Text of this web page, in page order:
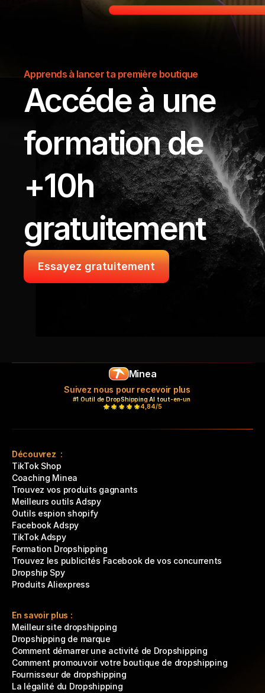
Apprends à lancer ta première boutique
Accéde à une
formation de
+10h
gratuitement
Essayez gratuitement
Minea
Suivez nous pour recevoir plus
#1 Outil de DropShipping AI tout-en-un
4,84/5
Découvrez  :
TikTok Shop
Coaching Minea
Trouvez vos produits gagnants
Meilleurs outils Adspy
Outils espion shopify
Facebook Adspy
TikTok Adspy
Formation Dropshipping
Trouvez les publicités Facebook de vos concurrents
Dropship Spy
Produits Aliexpress
En savoir plus :
Meilleur site dropshipping
Dropshipping de marque
Comment démarrer une activité de Dropshipping
Comment promouvoir votre boutique de dropshipping
Fournisseur de dropshipping
La légalité du Dropshipping